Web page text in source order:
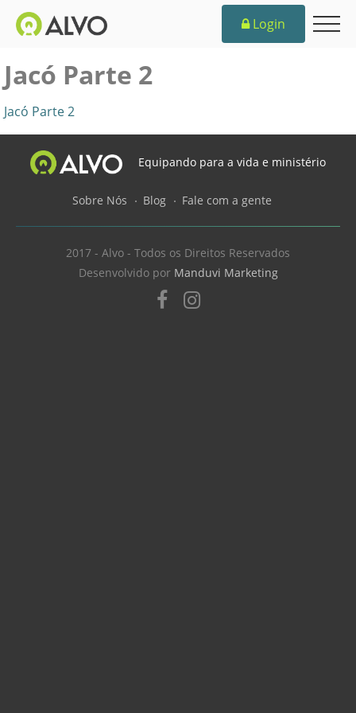
Login
Jacó Parte 2
Jacó Parte 2
Equipando para a vida e ministério
Sobre Nós Blog Fale com a gente
2017 - Alvo - Todos os Direitos Reservados
Desenvolvido por Manduvi Marketing